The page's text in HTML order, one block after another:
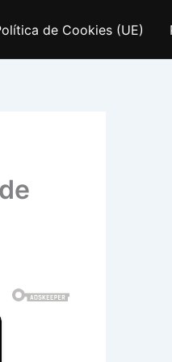
de Cookies (UE)